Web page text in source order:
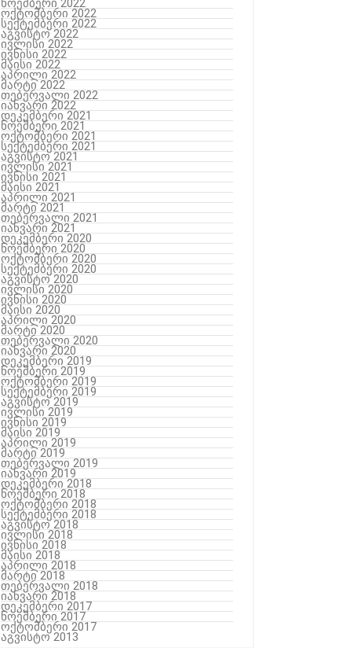
ნოემბერი 2022
ოქტომბერი 2022
სექტემბერი 2022
აგვისტო 2022
ივლისი 2022
ივნისი 2022
მაისი 2022
აპრილი 2022
მარტი 2022
თებერვალი 2022
იანვარი 2022
დეკემბერი 2021
ნოემბერი 2021
ოქტომბერი 2021
სექტემბერი 2021
აგვისტო 2021
ივლისი 2021
ივნისი 2021
მაისი 2021
აპრილი 2021
მარტი 2021
თებერვალი 2021
იანვარი 2021
დეკემბერი 2020
ნოემბერი 2020
ოქტომბერი 2020
სექტემბერი 2020
აგვისტო 2020
ივლისი 2020
ივნისი 2020
მაისი 2020
აპრილი 2020
მარტი 2020
თებერვალი 2020
იანვარი 2020
დეკემბერი 2019
ნოემბერი 2019
ოქტომბერი 2019
სექტემბერი 2019
აგვისტო 2019
ივლისი 2019
ივნისი 2019
მაისი 2019
აპრილი 2019
მარტი 2019
თებერვალი 2019
იანვარი 2019
დეკემბერი 2018
ნოემბერი 2018
ოქტომბერი 2018
სექტემბერი 2018
აგვისტო 2018
ივლისი 2018
ივნისი 2018
მაისი 2018
აპრილი 2018
მარტი 2018
თებერვალი 2018
იანვარი 2018
დეკემბერი 2017
ნოემბერი 2017
ოქტომბერი 2017
აგვისტო 2013